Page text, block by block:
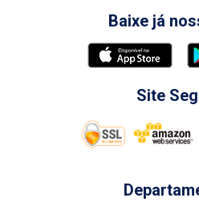
Baixe já
Site